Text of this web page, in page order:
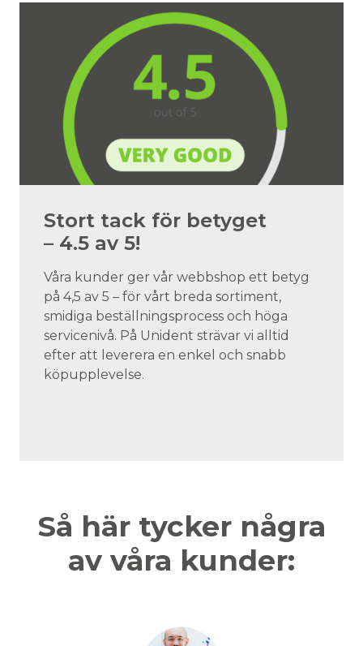
Stort tack för betyget
– 4.5 av 5!
Våra kunder ger vår webbshop ett betyg
på 4,5 av 5 – för vårt breda sortiment,
smidiga beställningsprocess och höga
servicenivå. På Unident strävar vi alltid
efter att leverera en enkel och snabb
köpupplevelse.
Så här tycker några
av våra kunder: